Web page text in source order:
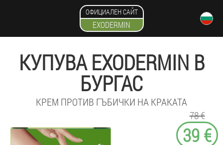
ОФИЦИАЛЕН САЙТ
EXODERMIN
КУПУВА EXODERMIN В
БУРГАС
КРЕМ ПРОТИВ ГЪБИЧКИ НА КРАКАТА
78 €
39 €